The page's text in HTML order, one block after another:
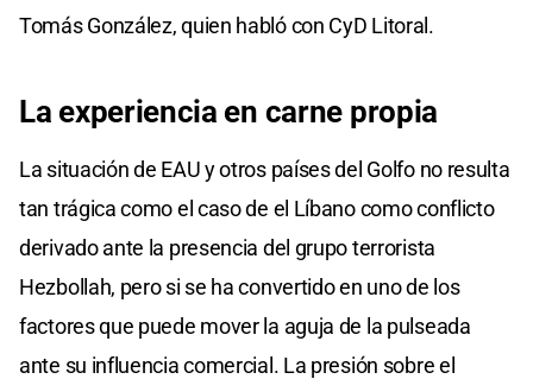
Tomás González, quien habló con CyD Litoral.
La experiencia en carne propia
La situación de EAU y otros países del Golfo no resulta
tan trágica como el caso de el Líbano como conflicto
derivado ante la presencia del grupo terrorista
Hezbollah, pero si se ha convertido en uno de los
factores que puede mover la aguja de la pulseada
ante su influencia comercial. La presión sobre el